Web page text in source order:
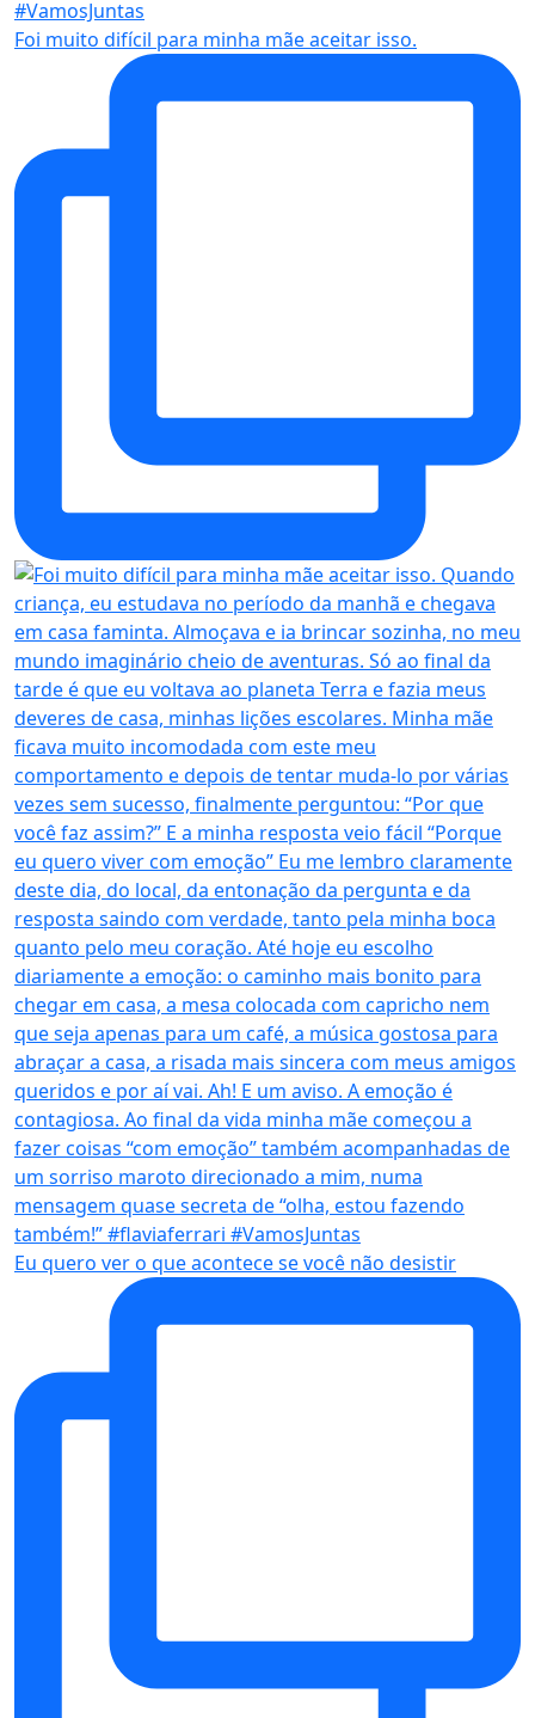
Foi muito difícil para minha mãe aceitar isso.
Eu quero ver o que acontece se você não desistir